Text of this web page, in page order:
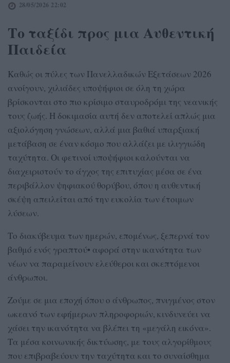
28/05/2026 22:02
Το ταξίδι προς μια Αυθεντική
Παιδεία
Καθώς οι πύλες των Πανελλαδικών Εξετάσεων 2026
ανοίγουν, χιλιάδες υποψήφιοι σε όλη τη χώρα
βρίσκονται στο πιο κρίσιμο σταυροδρόμι της νεανικής
τους ζωής. Η δοκιμασία αυτή δεν αποτελεί απλώς μια
αξιολόγηση γνώσεων, αλλά μια βαθιά υπαρξιακή
μετάβαση σε έναν κόσμο που αλλάζει με ιλιγγιώδη
ταχύτητα. Οι φετινοί υποψήφιοι καλούνται να
διαχειριστούν το άγχος της επιτυχίας μέσα σε ένα
περιβάλλον ψηφιακού θορύβου, όπου η αυθεντική
σκέψη απειλείται από την ευκολία των έτοιμων
λύσεων.
Το διακύβευμα των ημερών, επομένως, ξεπερνά τον
βαθμό ενός γραπτού• αφορά στην ικανότητα των
νέων να παραμείνουν ελεύθεροι και σκεπτόμενοι
άνθρωποι.
Ζούμε σε μια εποχή όπου ο άνθρωπος, πνιγμένος στον
ωκεανό των εφήμερων πληροφοριών, κινδυνεύει να
χάσει την ικανότητα να βλέπει τη «μεγάλη εικόνα».
Τα μέσα κοινωνικής δικτύωσης, με τους αλγορίθμους
που επιβραβεύουν την ταχύτητα και το συναίσθημα